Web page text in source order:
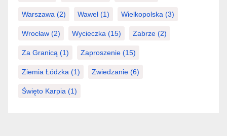
Warszawa (2) Wawel (1) Wielkopolska (3)
Wrocław (2) Wycieczka (15) Zabrze (2)
Za Granicą (1) Zaproszenie (15)
Ziemia Łódzka (1) Zwiedzanie (6)
Święto Karpia (1)